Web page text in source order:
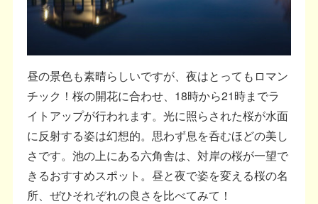
昼の景色も素晴らしいですが、夜はとってもロマン
チック！桜の開花に合わせ、18時から21時までラ
イトアップが行われます。光に照らされた桜が水面
に反射する姿は幻想的。思わず息を呑むほどの美し
さです。池の上にある六角舎は、対岸の桜が一望で
きるおすすめスポット。昼と夜で姿を変える桜の名
所、ぜひそれぞれの良さを比べてみて！